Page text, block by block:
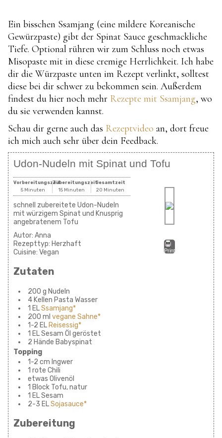
Ein bisschen Ssamjang (eine mildere Koreanische
Gewürzpaste) gibt der Spinat Sauce geschmackliche
Tiefe. Optional rühren wir zum Schluss noch etwas
Misopaste mit in diese cremige Herrlichkeit. Ich habe
dir die Würzpaste unten im Rezept verlinkt, solltest
diese bei dir schwer zu bekommen sein. Außerdem
findest du hier noch mehr Rezepte mit Ssamjang, wo
du sie verwenden kannst.
Schau dir gerne auch das Rezeptvideo an, dort freue
ich mich auch sehr über dein Feedback.
Udon-Nudeln mit Spinat und Tofu
Print
Vorbereitungszeit
5 Minuten
Zubereitungszeit
15 Minuten
Gesamtzeit
20 Minuten
schnell zubereitete Udon-Nudeln
mit würzigem Spinat und Knusprig
angebratenem Tofu
Autor: Anna
Rezepttyp: Herzhaft
Cuisine: Vegan
Zutaten
200 g Nudeln
4 Kellen Pasta Wasser
1 ELSsamjang*
200 ml vegane Sahne*
1-2 EL Reisessig*
1 EL Sesam Öl geröstet
2 Hände Babyspinat
Topping
1-2 cm Ingwer
1 rote Chili
etwas Olivenöl
1 Block Tofu, natur
1 EL Sesam
2-3 ELSojasauce*
Zubereitung